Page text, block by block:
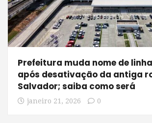
Prefeitura muda nome de
após desativação da antiga
Salvador; saiba como será
janeiro 21, 2026 0